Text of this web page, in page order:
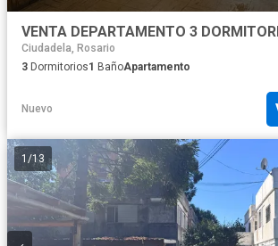
Ciudadela, Rosario
3 Dormitorios1 BañoApartamento
Nuevo
1 /13